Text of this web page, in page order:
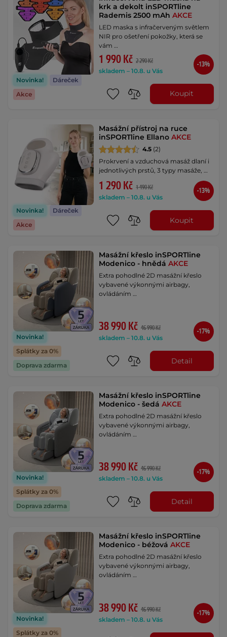
Novinka!
Dáreček
Akce
krk a dekolt inSPORTline
Rademis 2500 mAhAKCE
LED maska s infračerveným světlem
NIR pro ošetření pokožky, která se
vám …
1 990 Kč 2 290 Kč
skladem – 10.8. u Vás
-13%
Koupit
Novinka!
Dáreček
Akce
Masážní přístroj na ruce
inSPORTline EllanoAKCE
4.5 (2)
Prokrvení a vzduchová masáž dlaní i
jednotlivých prstů, 3 typy masáže, …
1 290 Kč 1 490 Kč
skladem – 10.8. u Vás
-13%
Koupit
Novinka!
Splátky za 0%
Doprava zdarma
Masážní křeslo inSPORTline
Modenico - hnědáAKCE
Extra pohodlné 2D masážní křeslo
vybavené výkonnými airbagy,
ovládáním …
38 990 Kč 46 990 Kč
skladem – 10.8. u Vás
-17%
Detail
Novinka!
Splátky za 0%
Doprava zdarma
Masážní křeslo inSPORTline
Modenico - šedáAKCE
Extra pohodlné 2D masážní křeslo
vybavené výkonnými airbagy,
ovládáním …
38 990 Kč 46 990 Kč
skladem – 10.8. u Vás
-17%
Detail
Novinka!
Splátky za 0%
Masážní křeslo inSPORTline
Modenico - béžováAKCE
Extra pohodlné 2D masážní křeslo
vybavené výkonnými airbagy,
ovládáním …
38 990 Kč 46 990 Kč
skladem – 10.8. u Vás
-17%